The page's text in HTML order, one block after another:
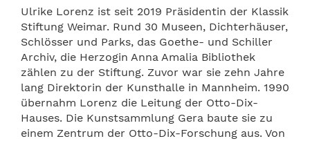
Ulrike Lorenz ist seit 2019 Präsidentin der Klassik
Stiftung Weimar. Rund 30 Museen, Dichterhäuser,
Schlösser und Parks, das Goethe- und Schiller
Archiv, die Herzogin Anna Amalia Bibliothek
zählen zu der Stiftung. Zuvor war sie zehn Jahre
lang Direktorin der Kunsthalle in Mannheim. 1990
übernahm Lorenz die Leitung der Otto-Dix-
Hauses. Die Kunstsammlung Gera baute sie zu
einem Zentrum der Otto-Dix-Forschung aus. Von